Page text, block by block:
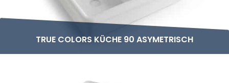
TRUE COLORS KÜCHE 90 ASYMETRISCH